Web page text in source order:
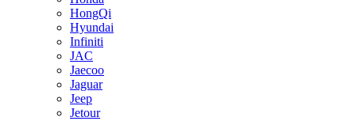
HongQi
Hyundai
Infiniti
JAC
Jaecoo
Jaguar
Jeep
Jetour